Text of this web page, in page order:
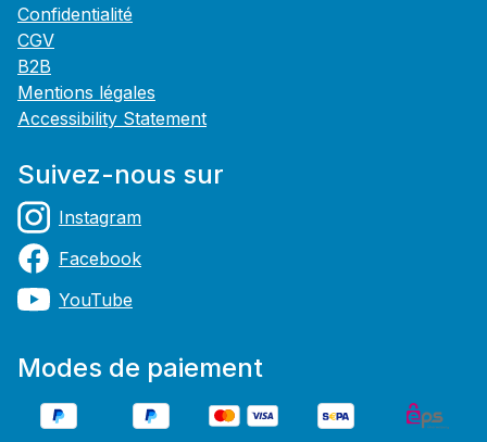
Confidentialité
CGV
B2B
Mentions légales
Accessibility Statement
Suivez-nous sur
Instagram
Facebook
YouTube
Modes de paiement